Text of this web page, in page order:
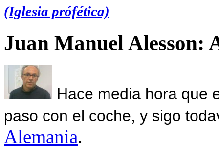
(Iglesia prófética)
Juan Manuel Alesson:
Hace media hora que
paso con el coche, y sigo
Alemania.